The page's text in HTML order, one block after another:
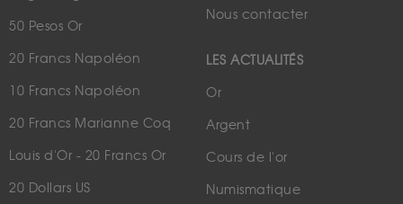
50 Pesos Or
20 Francs Napoléon
10 Francs Napoléon
20 Francs Marianne Coq
Louis d'Or - 20 Francs Or
20 Dollars US
Nous contacter
LES ACTUALITÉS
Or
Argent
Cours de l'or
Numismatique